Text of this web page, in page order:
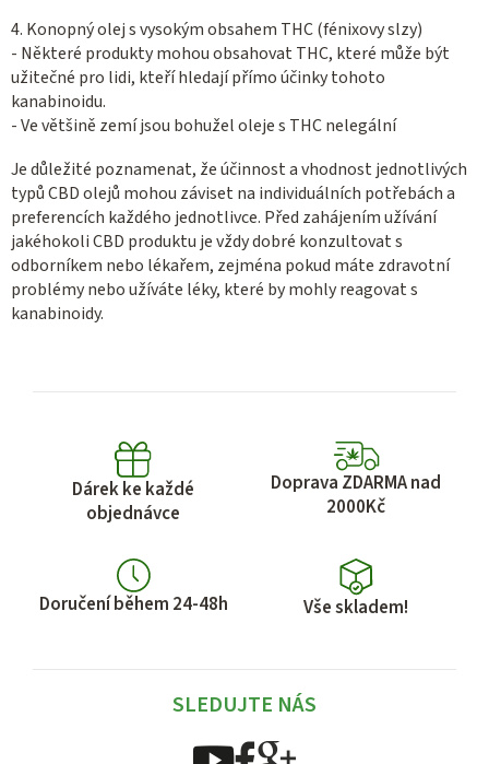
4. Konopný olej s vysokým obsahem THC (fénixovy slzy)
- Některé produkty mohou obsahovat THC, které může být
užitečné pro lidi, kteří hledají přímo účinky tohoto
kanabinoidu.
- Ve většině zemí jsou bohužel oleje s THC nelegální
Je důležité poznamenat, že účinnost a vhodnost jednotlivých
typů CBD olejů mohou záviset na individuálních potřebách a
preferencích každého jednotlivce. Před zahájením užívání
jakéhokoli CBD produktu je vždy dobré konzultovat s
odborníkem nebo lékařem, zejména pokud máte zdravotní
problémy nebo užíváte léky, které by mohly reagovat s
kanabinoidy.
Dárek ke každé
objednávce
Doprava ZDARMA nad
2000Kč
Doručení během 24-48h Vše skladem!
SLEDUJTE NÁS